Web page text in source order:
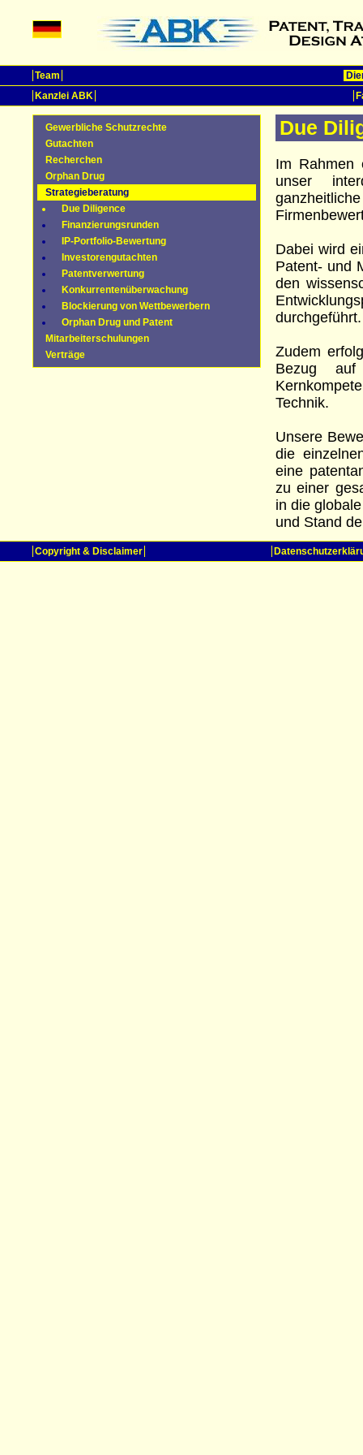
Team
Kanzlei ABK
Gewerbliche Schutzrechte
Gutachten
Recherchen
Orphan Drug
Strategieberatung
Due Diligence
Finanzierungsrunden
IP-Portfolio-Bewertung
Investorengutachten
Patentverwertung
Konkurrentenüberwachung
Blockierung von Wettbewerbern
Orphan Drug und Patent
Mitarbeiterschulungen
Verträge
Due
Im Rahmen
unser
Dabei wird
Patent- und
den
durchgeführt.
Zudem
Bezug
Technik.
Unsere
die
eine
zu einer
in die
und Stand
Copyright & Disclaimer